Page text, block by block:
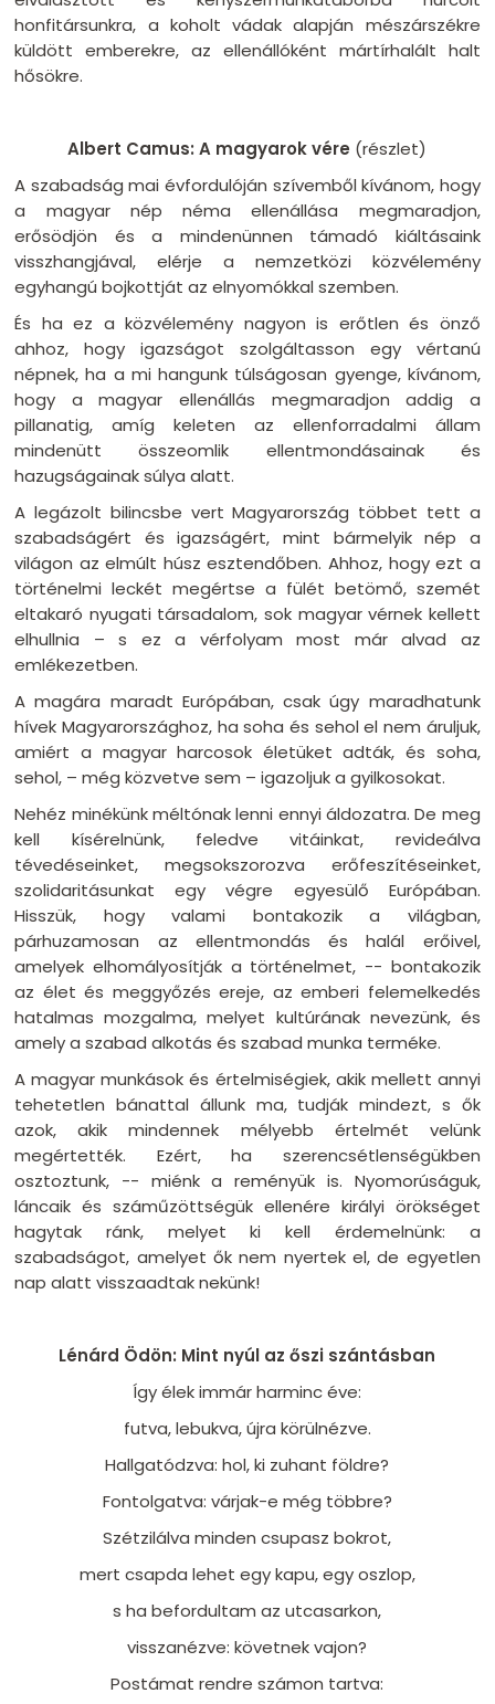
honfitársunkra, a koholt vádak alapján mészárszékre
küldött emberekre, az ellenállóként mártírhalált halt
hősökre.
Albert Camus: A magyarok vére (részlet)
A szabadság mai évfordulóján szívemből kívánom, hogy
a magyar nép néma ellenállása megmaradjon,
erősödjön és a mindenünnen támadó kiáltásaink
visszhangjával, elérje a nemzetközi közvélemény
egyhangú bojkottját az elnyomókkal szemben.
És ha ez a közvélemény nagyon is erőtlen és önző
ahhoz, hogy igazságot szolgáltasson egy vértanú
népnek, ha a mi hangunk túlságosan gyenge, kívánom,
hogy a magyar ellenállás megmaradjon addig a
pillanatig, amíg keleten az ellenforradalmi állam
mindenütt összeomlik ellentmondásainak és
hazugságainak súlya alatt.
A legázolt bilincsbe vert Magyarország többet tett a
szabadságért és igazságért, mint bármelyik nép a
világon az elmúlt húsz esztendőben. Ahhoz, hogy ezt a
történelmi leckét megértse a fülét betömő, szemét
eltakaró nyugati társadalom, sok magyar vérnek kellett
elhullnia – s ez a vérfolyam most már alvad az
emlékezetben.
A magára maradt Európában, csak úgy maradhatunk
hívek Magyarországhoz, ha soha és sehol el nem áruljuk,
amiért a magyar harcosok életüket adták, és soha,
sehol, – még közvetve sem – igazoljuk a gyilkosokat.
Nehéz minékünk méltónak lenni ennyi áldozatra. De meg
kell kísérelnünk, feledve vitáinkat, revideálva
tévedéseinket, megsokszorozva erőfeszítéseinket,
szolidaritásunkat egy végre egyesülő Európában.
Hisszük, hogy valami bontakozik a világban,
párhuzamosan az ellentmondás és halál erőivel,
amelyek elhomályosítják a történelmet, -- bontakozik
az élet és meggyőzés ereje, az emberi felemelkedés
hatalmas mozgalma, melyet kultúrának nevezünk, és
amely a szabad alkotás és szabad munka terméke.
A magyar munkások és értelmiségiek, akik mellett annyi
tehetetlen bánattal állunk ma, tudják mindezt, s ők
azok, akik mindennek mélyebb értelmét velünk
megértették. Ezért, ha szerencsétlenségükben
osztoztunk, -- miénk a reményük is. Nyomorúságuk,
láncaik és száműzöttségük ellenére királyi örökséget
hagytak ránk, melyet ki kell érdemelnünk: a
szabadságot, amelyet ők nem nyertek el, de egyetlen
nap alatt visszaadtak nekünk!
Lénárd Ödön: Mint nyúl az őszi szántásban
Így élek immár harminc éve:
futva, lebukva, újra körülnézve.
Hallgatódzva: hol, ki zuhant földre?
Fontolgatva: várjak-e még többre?
Szétzilálva minden csupasz bokrot,
mert csapda lehet egy kapu, egy oszlop,
s ha befordultam az utcasarkon,
visszanézve: követnek vajon?
Postámat rendre számon tartva: